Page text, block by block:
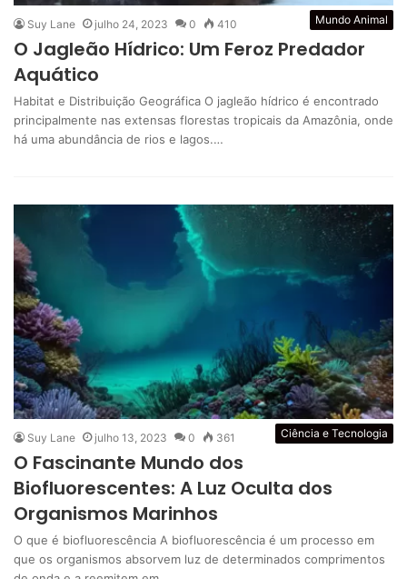
Mundo Animal
Suy Lane julho 24, 2023 0 410
O Jagleão Hídrico: Um Feroz Predador
Aquático
Habitat e Distribuição Geográfica O jagleão hídrico é encontrado
principalmente nas extensas florestas tropicais da Amazônia, onde
há uma abundância de rios e lagos.…
Ciência e Tecnologia
Suy Lane julho 13, 2023 0 361
O Fascinante Mundo dos
Biofluorescentes: A Luz Oculta dos
Organismos Marinhos
O que é biofluorescência A biofluorescência é um processo em
que os organismos absorvem luz de determinados comprimentos